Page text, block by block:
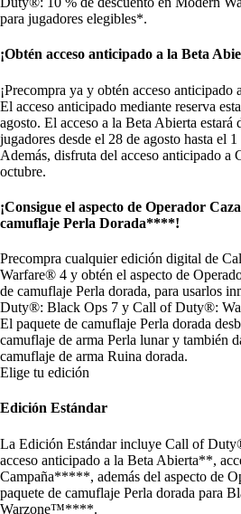
para jugadores elegibles*.
¡Obtén acceso anticipado a la Beta
¡Precompra ya y obtén acceso anticipado
El acceso anticipado mediante reserva
agosto. El acceso a la Beta Abierta estará
jugadores desde el 28 de agosto hasta el
Además, disfruta del acceso anticipado a
octubre.
¡Consigue el aspecto de Operador
camuflaje Perla Dorada****!
Precompra cualquier edición digital de
Warfare® 4 y obtén el aspecto de
de camuflaje Perla dorada, para usarlos
Duty®: Black Ops 7 y Call of Duty®:
El paquete de camuflaje Perla dorada
camuflaje de arma Perla lunar y también
camuflaje de arma Ruina dorada.
Elige tu edición
Edición Estándar
La Edición Estándar incluye Call of
acceso anticipado a la Beta Abierta**,
Campaña*****, además del aspecto de
paquete de camuflaje Perla dorada para
Warzone™****.